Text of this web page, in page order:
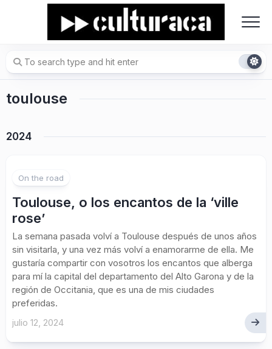
toulouse
2024
On the road
Toulouse, o los encantos de la ‘ville
rose’
La semana pasada volví a Toulouse después de unos años
sin visitarla, y una vez más volví a enamorarme de ella. Me
gustaría compartir con vosotros los encantos que alberga
para mí la capital del departamento del Alto Garona y de la
región de Occitania, que es una de mis ciudades
preferidas.
julio 12, 2024